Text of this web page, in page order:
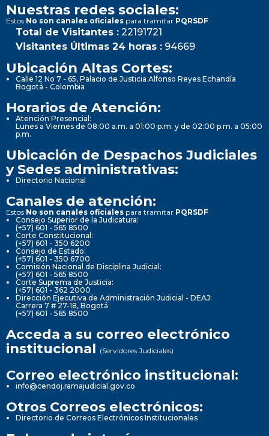
Nuestras redes sociales:
Estos No son canales oficiales para tramitar PQRSDF
Total de Visitantes : 22191721
Visitantes Últimas 24 horas : 94669
Ubicación Altas Cortes:
Calle 12 No 7 - 65, Palacio de Justicia Alfonso Reyes Echandía
Bogotá - Colombia
Horarios de Atención:
Atención Presencial:
Lunes a Viernes de 08:00 a.m. a 01:00 p.m. y de 02:00 p.m. a 05:00
p.m.
Ubicación de Despachos Judiciales
y Sedes administrativas:
Directorio Nacional
Canales de atención:
Estos No son canales oficiales para tramitar PQRSDF
Consejo Superior de la Judicatura:
(+57) 601 - 565 8500
Corte Constitucional:
(+57) 601 - 350 6200
Consejo de Estado:
(+57) 601 - 350 6700
Comisión Nacional de Disciplina Judicial:
(+57) 601 - 565 8500
Corte Suprema de Justicia:
(+57) 601 - 362 2000
Dirección Ejecutiva de Administración Judicial - DEAJ:
Carrera 7 # 27-18, Bogotá
(+57) 601 - 565 8500
Acceda a su correo electrónico
institucional (Servidores Judiciales)
Correo electrónico institucional:
info@cendoj.ramajudicial.gov.co
Otros Correos electrónicos:
Directorio de Correos Electrónicos Institucionales